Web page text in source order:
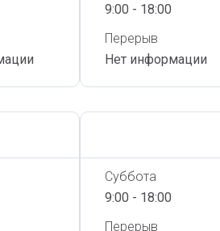
9:00 - 18:00
Перерыв
Нет информации
Суббота
9:00 - 18:00
Перерыв